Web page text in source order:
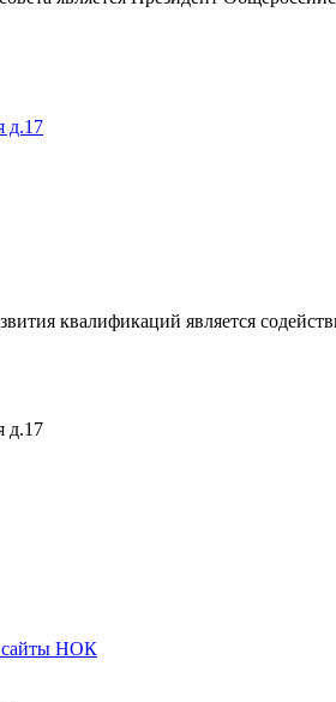
д.17
квалификаций является
д.17
сайты НОК